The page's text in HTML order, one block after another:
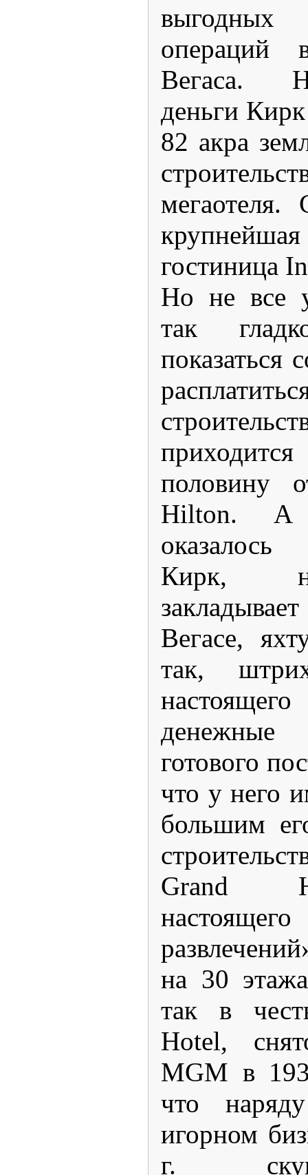
операций
Вегаса.
деньги
82 акра
мегаотеля.
гостиница
Но не все
так
показаться
половину
Hilton. А
оказалось
Кирк,
Вегасе,
так,
денежные
готового
что у него
большим
Grand
на 30
так в
Hotel,
MGM в
что
игорном
г.